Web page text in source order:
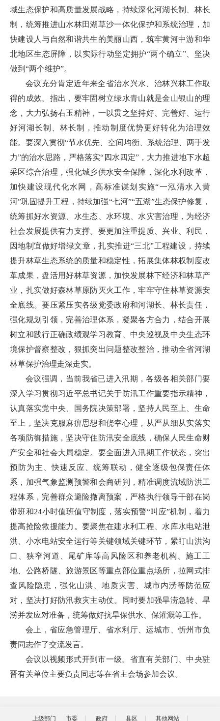
域生态保护和高质量发展战略，持续深化河湖长制、林长
制，统筹推进山水林田湖草沙一体化保护和系统治理，加
快建设人与自然和谐共生的美丽山西，筑牢黄河中游和华
北地区生态屏障，以实际行动坚定拥护“两个确立”、坚决
做到“两个维护”。
会议充分肯定近年来全省治水兴水、治林兴林工作取
得的成效。指出，要牢固树立绿水青山就是金山银山的理
念，大力弘扬右玉精神，一以贯之坚持好、完善好、运行
好河湖长制、林长制，推动制度优势更好转化为治理效
能。要深入贯彻“节水优先、空间均衡、系统治理、两手发
力”的治水思路，严格落实“四水四定”，大力推进地下水超
采区综合治理，强化城乡供水安全保障，深化水利改革，
加快建设现代化水网，高标准谋划实施“一泓清水入黄
河”巩固提升工程，持续加强“七河”“五湖”生态保护修复，
统筹抓好水资源、水生态、水环境、水灾害治理，为经济
社会发展提供有力支撑。要更加注重提质、兴业、利民，
因地制宜做好增绿文章，扎实推进“三北”工程建设，持续
提升林草生态系统的质量和稳定性，拓展集体林权制度改
革成果，盘活用好林草资源，加快发展林下经济和林草产
业，扎实做好森林草原防灭火工作，牢牢守住林草资源安
全底线。要压紧压实各级党委政府和河湖长、林长责任，
强化规划引领，完善治理体系，凝聚各方合力，结合开展
树立和践行正确政绩观学习教育、中央巡视及中央生态环
境保护督察整改，狠抓突出问题整改整治，推动全省河湖
林草保护治理走深走实。
会议强调，当前我省已进入汛期，各级各相关部门要
深入学习贯彻习近平总书记关于防汛工作重要指示精神，
认真落实党中央、国务院决策部署，坚持人民至上、生命
至上，坚决克服麻痹思想和侥幸心理，从严从细从实落实
各项防御措施，坚决守住防汛安全底线，确保人民生命财
产安全和社会大局稳定。要全面进入汛期工作状态，突出
预防为主、快速反应、统筹联动，健全逐级包保责任体
系，加强气象监测预警和会商研判，精准调度流域防洪工
程体系，完善群众避险撤离预案，严格执行领导干部在岗
带班和24小时值班值守制度，落实预警“叫应”机制，着力
提高抢险救援能力。要聚焦在建水利工程、水库水电站泄
洪、小水电站安全运行等关键领域关键环节，紧盯山洪沟
口、狭窄河道、尾矿库等高风险区和养老机构、施工工
地、公路桥隧、旅游景区等重点部位重点场所，拉网式排
查风险隐患，强化山洪、地质灾害、城市内涝等防范应
对，坚决打好防汛救灾主动仗。同时要加强旱涝急转、旱
涝并发应对准备，统筹做好抗旱保供水、保灌溉等工作。
会上，省应急管理厅、省水利厅、运城市、忻州市负
责同志作了交流发言。
会议以视频形式开到市一级。省直有关部门、中央驻
晋有关单位主要负责同志等在省主会场参加会议。
上级部门 市委 政府 县区 其他网站